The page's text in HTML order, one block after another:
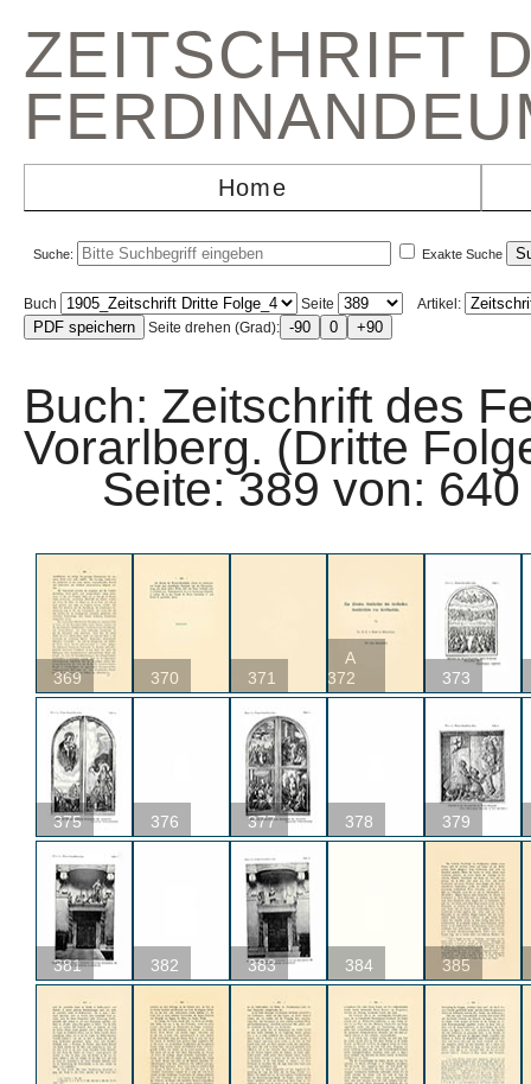
ZEITSCHRIFT
Home
Suche: Exakte Suche
Buch Seite
Artikel:
Seite drehen (Grad):
Buch: Zeitschrift des
Vorarlberg. (Dritte
Seite: 389 von:
369 370 371
A
372
373
375 376 377 378 379
381 382 383 384 385